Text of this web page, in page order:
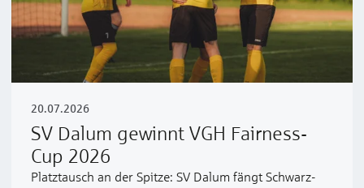
20.07.2026
SV Dalum gewinnt VGH Fairness-
Cup 2026
Platztausch an der Spitze: SV Dalum fängt Schwarz-